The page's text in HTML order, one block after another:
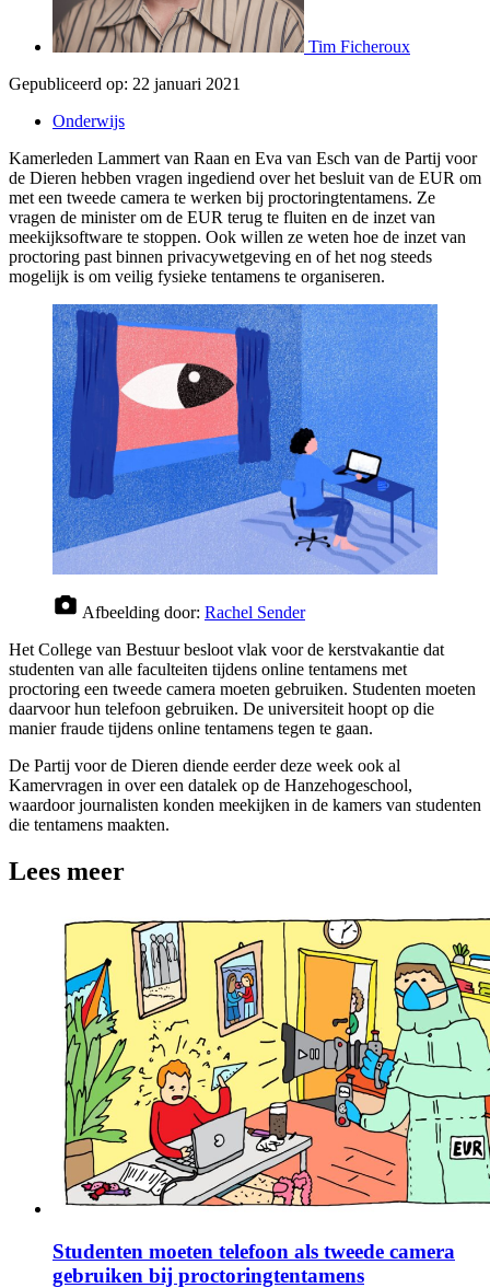
Tim Ficheroux
Gepubliceerd op: 22 januari 2021
Onderwijs
Kamerleden Lammert van Raan en Eva van Esch van de Partij voor
de Dieren hebben vragen ingediend over het besluit van de EUR om
met een tweede camera te werken bij proctoringtentamens. Ze
vragen de minister om de EUR terug te fluiten en de inzet van
meekijksoftware te stoppen. Ook willen ze weten hoe de inzet van
proctoring past binnen privacywetgeving en of het nog steeds
mogelijk is om veilig fysieke tentamens te organiseren.
Afbeelding door: Rachel Sender
Het College van Bestuur besloot vlak voor de kerstvakantie dat
studenten van alle faculteiten tijdens online tentamens met
proctoring een tweede camera moeten gebruiken. Studenten moeten
daarvoor hun telefoon gebruiken. De universiteit hoopt op die
manier fraude tijdens online tentamens tegen te gaan.
De Partij voor de Dieren diende eerder deze week ook al
Kamervragen in over een datalek op de Hanzehogeschool,
waardoor journalisten konden meekijken in de kamers van studenten
die tentamens maakten.
Lees meer
Studenten moeten telefoon als tweede camera
gebruiken bij proctoringtentamens